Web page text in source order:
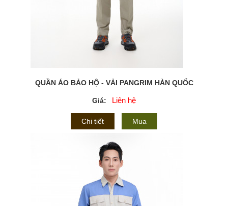
QUẦN ÁO BẢO HỘ - VẢI PANGRIM HÀN QUỐC
Giá: Liên hệ
Chi tiết Mua